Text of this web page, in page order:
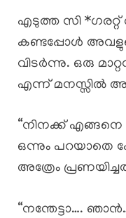
എടുത്ത സി
കണ്ടപ്പോൾ
വിടർന്നു. ഒരു
എന്ന് മനസ്സിൽ
“നിനക്ക് എങ്ങനെ
ഒന്നും പറയാതെ
അത്രേം
“നന്തേട്ടാ….